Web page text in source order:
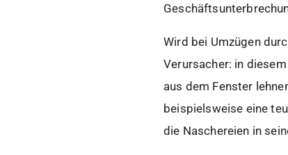
Wird bei Umzügen
Verursacher: in
aus dem Fenster
beispielsweise eine
die Naschereien in